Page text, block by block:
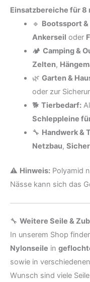
Einsatzbereiche für 8
🔹 Bootssport
Ankerseil oder
🏕️ Camping &
Zelten,
🌿 Garten &
oder zur
🐕 Tierbedarf:
Schleppleine
🔧 Handwerk &
Netzbau,
⚠️ Hinweis: Polyamid
Nässe kann sich das
🔧 Weitere Seile &
In unserem Shop
Nylonseile in
sowie in
Wunsch sind viele Seile